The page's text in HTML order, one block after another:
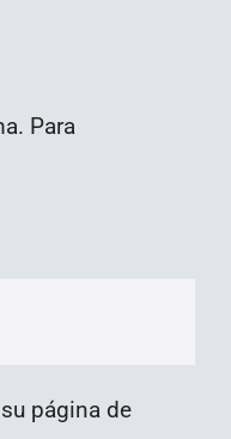
Para
página de